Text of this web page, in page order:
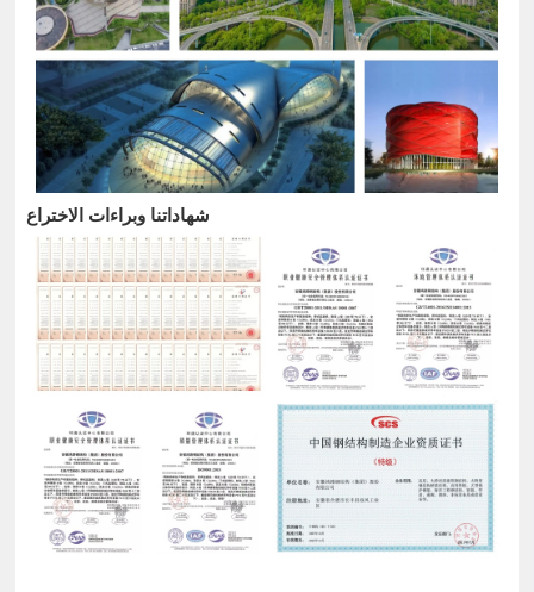
شهاداتنا وبراءات الاختراع